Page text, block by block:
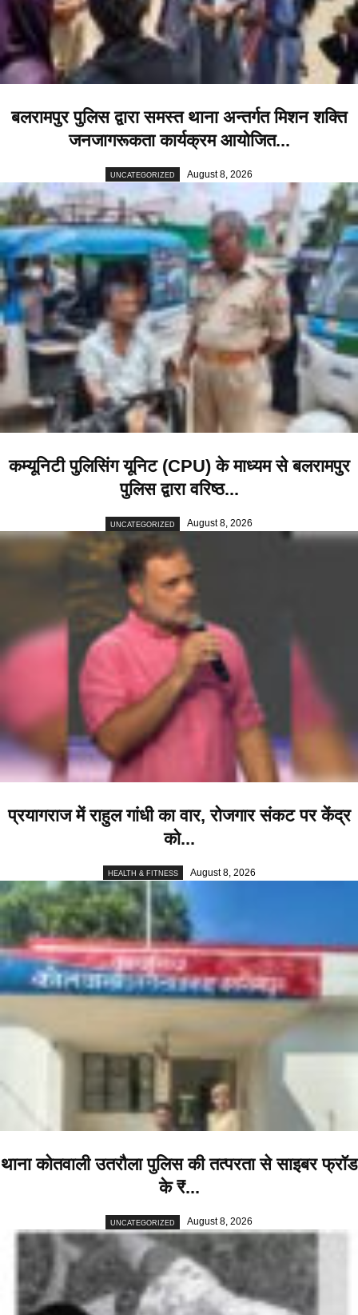
बलरामपुर पुलिस द्वारा समस्त थाना अन्तर्गत मिशन शक्ति
जनजागरूकता कार्यक्रम आयोजित...
UNCATEGORIZED August 8, 2026
कम्यूनिटी पुलिसिंग यूनिट (CPU) के माध्यम से बलरामपुर
पुलिस द्वारा वरिष्ठ...
UNCATEGORIZED August 8, 2026
प्रयागराज में राहुल गांधी का वार, रोजगार संकट पर केंद्र
को...
HEALTH & FITNESS August 8, 2026
थाना कोतवाली उतरौला पुलिस की तत्परता से साइबर फ्रॉड
के ₹...
UNCATEGORIZED August 8, 2026